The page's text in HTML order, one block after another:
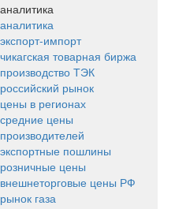
аналитика
аналитика
экспорт-импорт
чикагская товарная биржа
производство ТЭК
российский рынок
цены в регионах
средние цены
производителей
экспортные пошлины
розничные цены
внешнеторговые цены РФ
рынок газа